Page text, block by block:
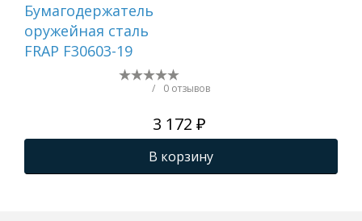
Бумагодержатель
оружейная сталь
FRAP F30603-19
/ 0 отзывов
3 172 ₽
В корзину